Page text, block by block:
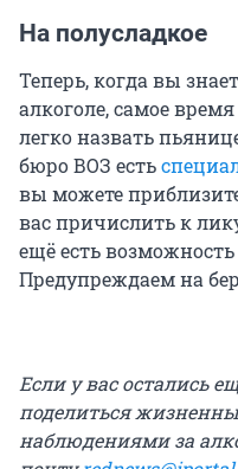
На полусладкое
Теперь, когда вы
алкоголе, самое
легко назвать
бюро ВОЗ есть
вы можете
вас причислить к
ещё есть возможность
Предупреждаем на
Если у вас остались
поделиться
наблюдениями за